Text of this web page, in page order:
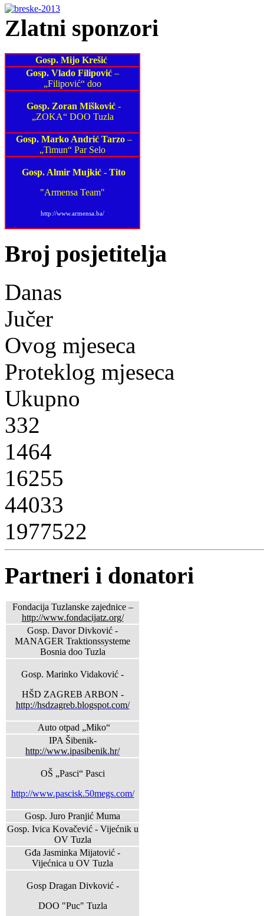
Zlatni sponzori
Gosp. Mijo Krešić
Gosp. Vlado Filipović –
„Filipović“ doo
Gosp. Zoran Mišković -
„ZOKA“ DOO Tuzla
Gosp. Marko Andrić Tarzo–
„Timun“ Par Selo
Gosp. Almir Mujkić - Tito
"Armensa Team"
http://www.armensa.ba/
Broj posjetitelja
Danas
Jučer
Ovog mjeseca
Proteklog mjeseca
Ukupno
332
1464
16255
44033
1977522
Partneri i donatori
Fondacija Tuzlanske zajednice –
http://www.fondacijatz.org/
Gosp. Davor Divković -
MANAGER Traktionssysteme
Bosnia doo Tuzla
Gosp. Marinko Vidaković -
HŠD ZAGREB ARBON -
http://hsdzagreb.blogspot.com/
Auto otpad „Miko“
IPA Šibenik-
http://www.ipasibenik.hr/
OŠ „Pasci“ Pasci
http://www.pascisk.50megs.com/
Gosp. Juro Pranjić Muma
Gosp. Ivica Kovačević - Vijećnik u
OV Tuzla
Gđa Jasminka Mijatović -
Vijećnica u OV Tuzla
Gosp Dragan Divković -
DOO "Puc" Tuzla